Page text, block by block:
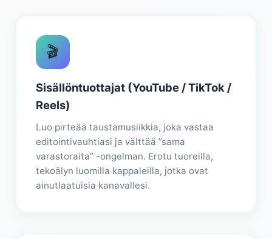
🎬
Sisällöntuottajat (YouTube / TikTok /
Reels)
Luo pirteää taustamusiikkia, joka vastaa
editointivauhtiasi ja välttää ”sama
varastoraita” -ongelman. Erotu tuoreilla,
tekoälyn luomilla kappaleilla, jotka ovat
ainutlaatuisia kanavallesi.